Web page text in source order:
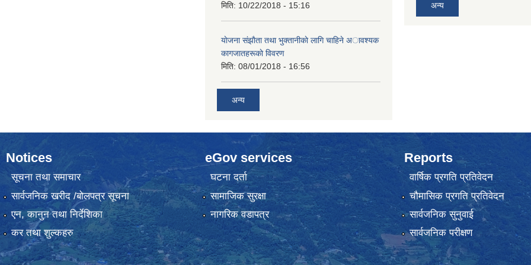
मिति: 10/22/2018 - 15:16
याेजना संझाैता तथा भुक्तानीकाे लागि चाहिने अावश्यक
कागजातहरूकाे विवरण
मिति: 08/01/2018 - 16:56
अन्य
अन्य
Notices
सूचना तथा समाचार
सार्वजनिक खरीद /बोलपत्र सूचना
एन, कानुन तथा निर्देशिका
कर तथा शुल्कहरु
eGov services
घटना दर्ता
सामाजिक सुरक्षा
नागरिक वडापत्र
Reports
वार्षिक प्रगति प्रतिवेदन
चौमासिक प्रगति प्रतिवेदन
सार्वजनिक सुनुवाई
सार्वजनिक परीक्षण